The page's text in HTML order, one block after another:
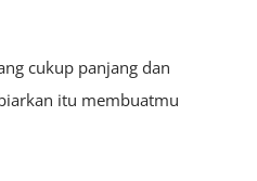
cukup panjang dan
itu membuatmu